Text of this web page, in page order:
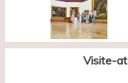
Visite-